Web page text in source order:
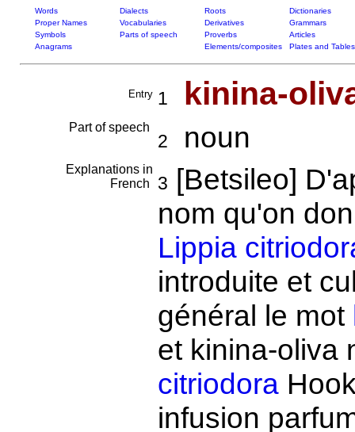
Words Dialects Roots
Dictionaries
Proper Names
Vocabularies Derivatives
Grammars
Symbols
Parts of speech Proverbs
Articles
Anagrams
Elements/composites Plates and Tables
Entry 1 kinina-
Part of speech
2 noun
Explanations in
French
3 [Betsileo]
nom qu'on
Lippia
introduite et
général le mot
et kinina-oliva
citriodora
infusion